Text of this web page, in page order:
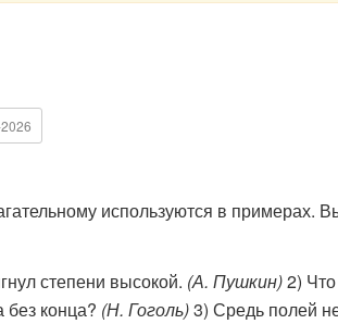
используются в примерах.
степени высокой. (А. Пушкин)2)
без конца? (Н. Гоголь)3) Средь полей